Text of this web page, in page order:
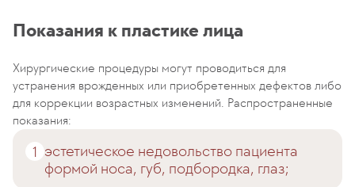
Показания к пластике лица
Хирургические процедуры могут проводиться для
устранения врожденных или приобретенных дефектов либо
для коррекции возрастных изменений. Распространенные
показания:
эстетическое недовольство пациента
формой носа, губ, подбородка, глаз;